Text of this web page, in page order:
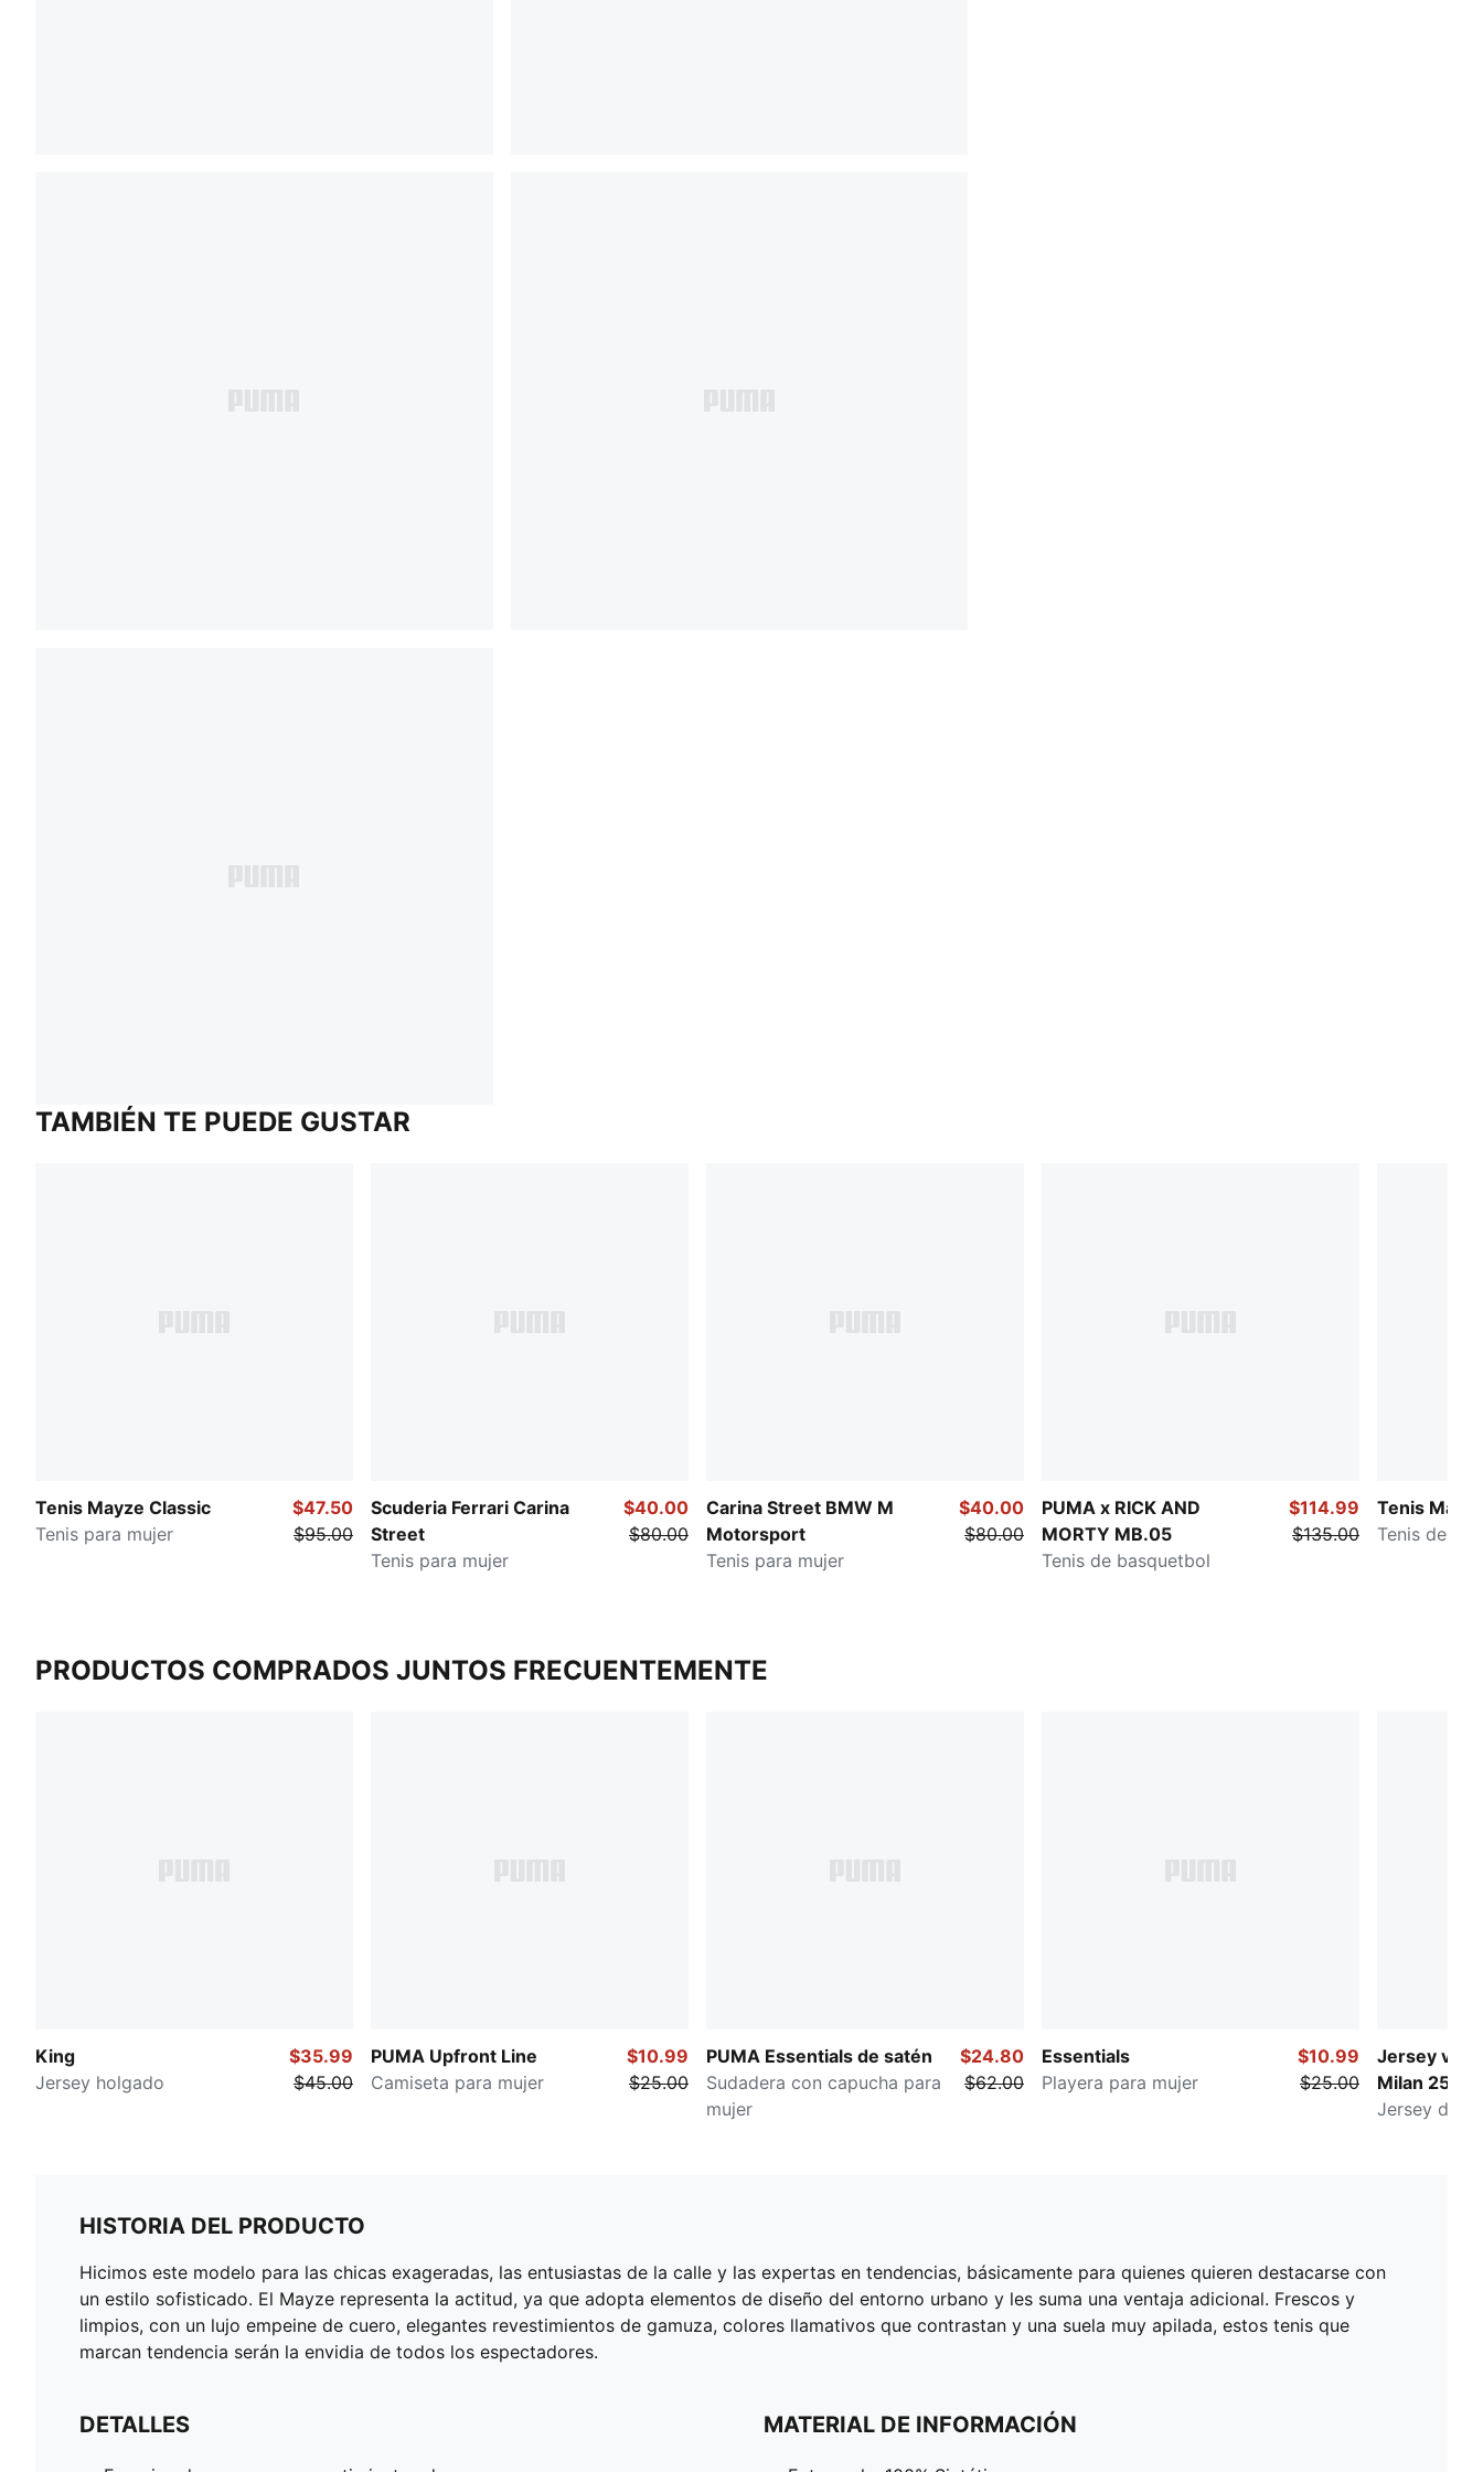
TAMBIÉN TE PUEDE GUSTAR
Tenis Mayze Classic
Tenis para mujer
$47.50
$95.00
Scuderia Ferrari Carina
Street
Tenis para mujer
$40.00
$80.00
Carina Street BMW M
Motorsport
Tenis para mujer
$40.00
$80.00
PUMA x RICK AND
MORTY MB.05
Tenis de basquetbol
$114.99
$135.00
Tenis
Tenis de
PRODUCTOS COMPRADOS JUNTOS FRECUENTEMENTE
King
Jersey holgado
$35.99
$45.00
PUMA Upfront Line
Camiseta para mujer
$10.99
$25.00
PUMA Essentials de satén
Sudadera con capucha para
mujer
$24.80
$62.00
Essentials
Playera para mujer
$10.99
$25.00
Jersey
Milan 25/26
Jersey de
HISTORIA DEL PRODUCTO
Hicimos este modelo para las chicas exageradas, las entusiastas de la calle y las expertas en tendencias, básicamente para quienes quieren destacarse con
un estilo sofisticado. El Mayze representa la actitud, ya que adopta elementos de diseño del entorno urbano y les suma una ventaja adicional. Frescos y
limpios, con un lujo empeine de cuero, elegantes revestimientos de gamuza, colores llamativos que contrastan y una suela muy apilada, estos tenis que
marcan tendencia serán la envidia de todos los espectadores.
DETALLES MATERIAL DE INFORMACIÓN